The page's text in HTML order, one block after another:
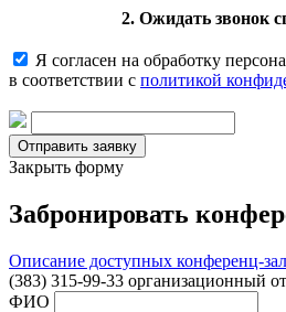
2. Ожидать звонок
Я согласен на обработку
в соответствии с политикой
Закрыть форму
Забронировать
Описание доступных конференц-
(383) 315-99-33 организационный
ФИО